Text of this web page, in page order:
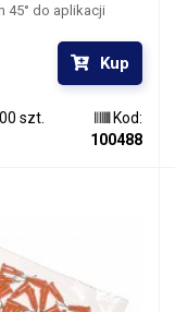
45° do aplikacji
igły jest
i
blokadą
Każda z igieł
Kup
szt.
Kod:
100488